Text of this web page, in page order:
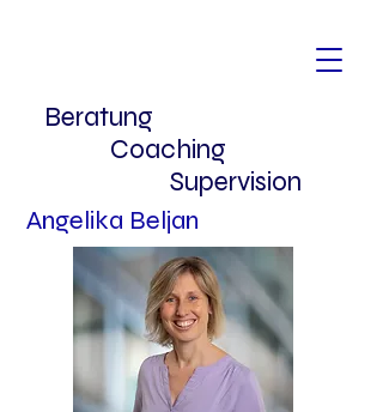
Beratung
Coaching
Supervision
Angelika Beljan